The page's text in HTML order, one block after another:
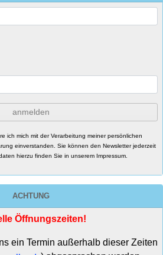
anmelden
ich mich mit der Verarbeitung meiner persönlichen
einverstanden. Sie können den Newsletter jederzeit
hierzu finden Sie in unserem Impressum.
ACHTUNG
Öffnungszeiten!
ein Termin außerhalb dieser Zeiten